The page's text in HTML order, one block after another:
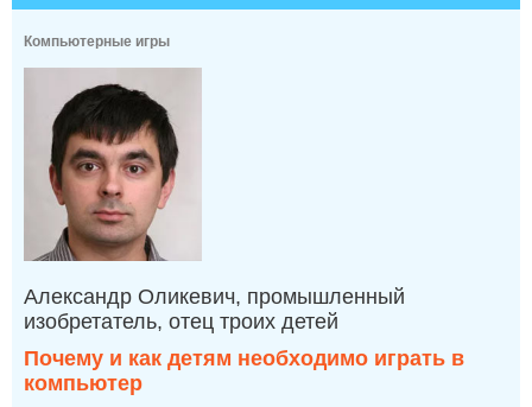
Компьютерные игры
Александр Оликевич, промышленный
изобретатель, отец троих детей
Почему и как детям необходимо играть в
компьютер